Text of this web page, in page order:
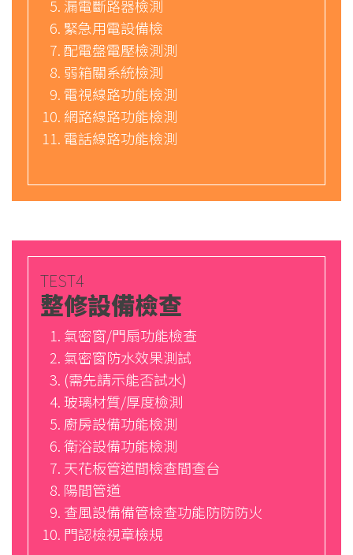
漏電斷路器檢測
緊急用電設備檢
配電盤電壓檢測測
弱箱關系統檢測
電視線路功能檢測
網路線路功能檢測
電話線路功能檢測
TEST4
整修設備檢查
氣密窗/門扇功能檢查
氣密窗防水效果測試
(需先請示能否試水)
玻璃材質/厚度檢測
廚房設備功能檢測
衛浴設備功能檢測
天花板管道間檢查間查台
陽間管道
查風設備備管檢查功能防防防火
門認檢視章檢規